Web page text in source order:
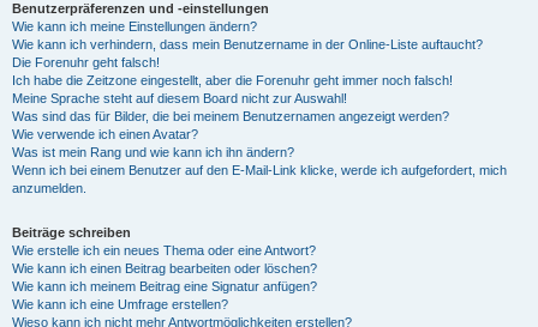
Benutzerpräferenzen und -einstellungen
Wie kann ich meine Einstellungen ändern?
Wie kann ich verhindern, dass mein Benutzername in der Online-Liste auftaucht?
Die Forenuhr geht falsch!
Ich habe die Zeitzone eingestellt, aber die Forenuhr geht immer noch falsch!
Meine Sprache steht auf diesem Board nicht zur Auswahl!
Was sind das für Bilder, die bei meinem Benutzernamen angezeigt werden?
Wie verwende ich einen Avatar?
Was ist mein Rang und wie kann ich ihn ändern?
Wenn ich bei einem Benutzer auf den E-Mail-Link klicke, werde ich aufgefordert, mich
anzumelden.
Beiträge schreiben
Wie erstelle ich ein neues Thema oder eine Antwort?
Wie kann ich einen Beitrag bearbeiten oder löschen?
Wie kann ich meinem Beitrag eine Signatur anfügen?
Wie kann ich eine Umfrage erstellen?
Wieso kann ich nicht mehr Antwortmöglichkeiten erstellen?